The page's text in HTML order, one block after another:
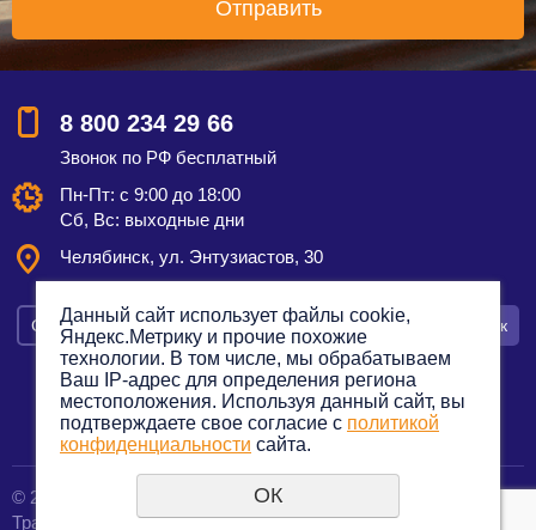
8 800 234 29 66
Звонок по РФ бесплатный
Пн-Пт: с 9:00 до 18:00
Сб, Вс: выходные дни
Челябинск, ул. Энтузиастов, 30
Смотреть на карте Оставить заявку Заказать звонок
Политика конфиденциальности
© 2012—2023. Все права защищены.
Транспортная компания по грузоперевозкам
Данный сайт использует файлы cookie,
Яндекс.Метрику и прочие похожие
технологии. В том числе, мы обрабатываем
Ваш IP-адрес для определения региона
местоположения. Используя данный сайт, вы
подтверждаете свое согласие с политикой
конфиденциальности сайта.
ОК